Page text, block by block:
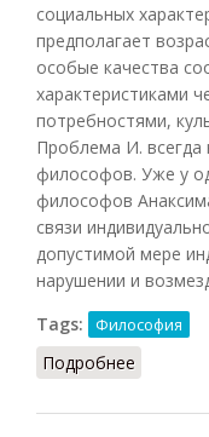
социальных
предполагает
особые качества
характеристиками
потребностями,
Проблема И. всегда
философов. Уже у
философов
связи
допустимой мере
нарушении и
Tags:
Философия
Подробнее